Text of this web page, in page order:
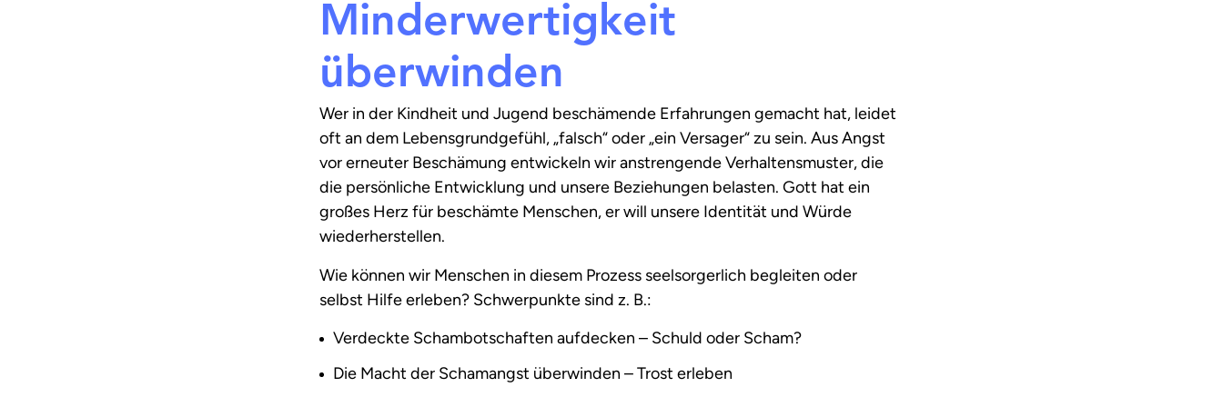
Minderwertigkeit
überwinden
Wer in der Kindheit und Jugend beschämende Erfahrungen gemacht hat, leidet
oft an dem Lebensgrundgefühl, „falsch“ oder „ein Versager“ zu sein. Aus Angst
vor erneuter Beschämung entwickeln wir anstrengende Verhaltensmuster, die
die persönliche Entwicklung und unsere Beziehungen belasten. Gott hat ein
großes Herz für beschämte Menschen, er will unsere Identität und Würde
wiederherstellen.
Wie können wir Menschen in diesem Prozess seelsorgerlich begleiten oder
selbst Hilfe erleben? Schwerpunkte sind z. B.:
Verdeckte Schambotschaften aufdecken – Schuld oder Scham?
Die Macht der Schamangst überwinden – Trost erleben